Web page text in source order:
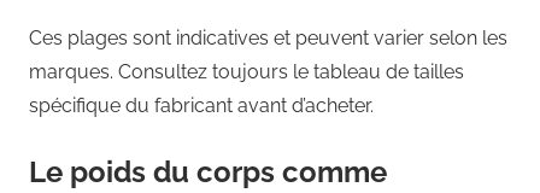
Ces plages sont indicatives et peuvent varier selon les
marques. Consultez toujours le tableau de tailles
spécifique du fabricant avant d’acheter.
Le poids du corps comme